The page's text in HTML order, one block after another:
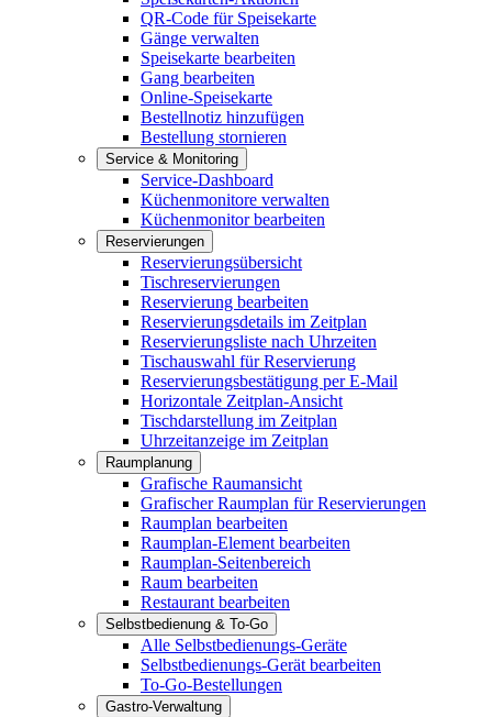
QR-Code für Speisekarte
Gänge verwalten
Speisekarte bearbeiten
Gang bearbeiten
Online-Speisekarte
Bestellnotiz hinzufügen
Bestellung stornieren
Service & Monitoring
Service-Dashboard
Küchenmonitore verwalten
Küchenmonitor bearbeiten
Reservierungen
Reservierungsübersicht
Tischreservierungen
Reservierung bearbeiten
Reservierungsdetails im Zeitplan
Reservierungsliste nach Uhrzeiten
Tischauswahl für Reservierung
Reservierungsbestätigung per E-Mail
Horizontale Zeitplan-Ansicht
Tischdarstellung im Zeitplan
Uhrzeitanzeige im Zeitplan
Raumplanung
Grafische Raumansicht
Grafischer Raumplan für Reservierungen
Raumplan bearbeiten
Raumplan-Element bearbeiten
Raumplan-Seitenbereich
Raum bearbeiten
Restaurant bearbeiten
Selbstbedienung & To-Go
Alle Selbstbedienungs-Geräte
Selbstbedienungs-Gerät bearbeiten
To-Go-Bestellungen
Gastro-Verwaltung